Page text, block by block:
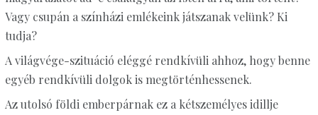
Vagy csupán a színházi emlékeink játszanak velünk? Ki
tudja?
A világvége-szituáció eléggé rendkívüli ahhoz, hogy benne
egyéb rendkívüli dolgok is megtörténhessenek.
Az utolsó földi emberpárnak ez a kétszemélyes idillje